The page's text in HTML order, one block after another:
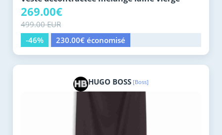
269.00€
499.00 EUR
-46%
230.00€ économisé
HUGO BOSS [Boss]